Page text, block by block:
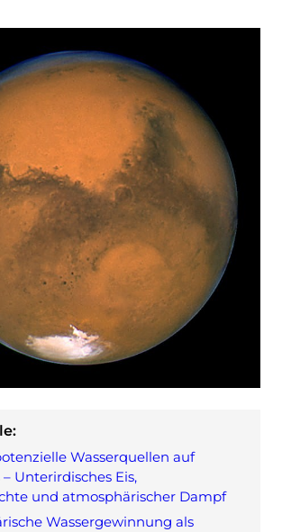
Wasserquellen auf
Unterirdisches Eis,
und atmosphärischer Dampf
Wassergewinnung als